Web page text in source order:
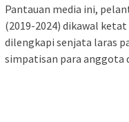
Pantauan media ini,
(2019-2024) dikawal
dilengkapi senjata laras
simpatisan para anggota